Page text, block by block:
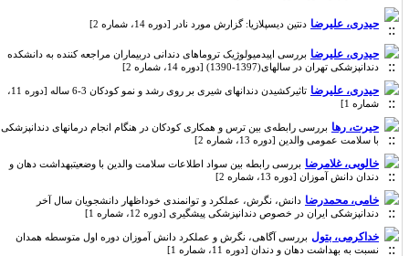
حیدری، علیرضا دنتین دیسپلازیا: گزارش مورد نادر [دوره 14، شماره 2]
حیدری، علیرضا بررسی اپیدمیولوژیک تروماهای دندانی دربیماران مراجعه کننده به دانشکده
دندانپزشکی تهران در سالهای(1397-1390) [دوره 14، شماره 2]
حیدری، علیرضا
تاثیرکشیدن دندانهای شیری بر روی رشد و نمو کودکان 3-6 ساله [دوره 11،
شماره 1]
حیرت، رها بررسی رابطه‌ی بین ترس و همکاری کودکان در هنگام انجام درمانهای دندانپزشکی
با سلامت عمومی والدین [دوره 13، شماره 2]
خالویی، غلامرضا بررسی رابطه بین سواد اطلاعات سلامت والدین با وضعیتبهداشت دهان و
دندان دانش آموزان [دوره 13، شماره 2]
خامی، محمدرضا دانش، نگرش، عملکرد و توانمندی خوداظهار دانشجویان سال آخر
دندانپزشکی ایران در خصوص دندانپزشکی پیشگیری [دوره 12، شماره 1]
خداکرمی، بتول بررسی آگاهی، نگرش و عملکرد دانش آموزان دوره اول متوسطه همدان
نسبت به بهداشت دهان و دندان [دوره 11، شماره 1]